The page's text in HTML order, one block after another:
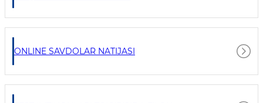
ONLINE SAVDOLAR NATIJASI